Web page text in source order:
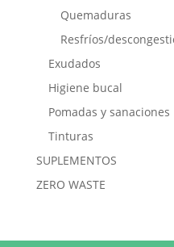
Quemaduras
Resfríos/
Exudados
Higiene bucal
Pomadas y sanaciones
Tinturas
SUPLEMENTOS
ZERO WASTE